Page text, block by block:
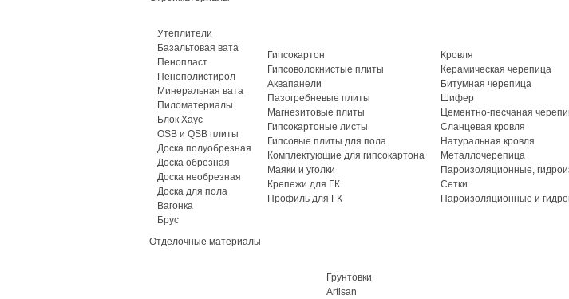
Утеплители
Базальтовая вата
Пенопласт
Пенополистирол
Минеральная вата
Пиломатериалы
Блок Хаус
OSB и QSB плиты
Доска полуобрезная
Доска обрезная
Доска необрезная
Доска для пола
Вагонка
Брус
Гипсокартон
Гипсоволокнистые плиты
Аквапанели
Пазогребневые плиты
Магнезитовые плиты
Гипсокартоные листы
Гипсовые плиты для пола
Комплектующие для гипсокартона
Маяки и уголки
Крепежи для ГК
Профиль для ГК
Кровля
Керамическая черепица
Битумная черепица
Шифер
Цементно-песчаная
Сланцевая кровля
Натуральная кровля
Металлочерепица
Пароизоляционные,
Сетки
Пароизоляционные и
Отделочные материалы
Грунтовки
Artisan